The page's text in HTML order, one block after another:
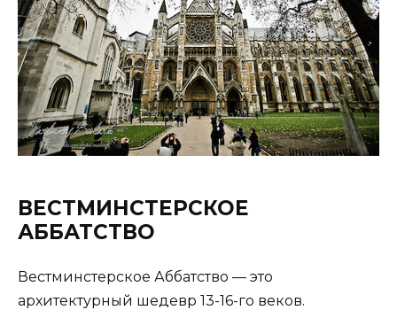
ВЕСТМИНСТЕРСКОЕ
АББАТСТВО
Вестминстерское Аббатство — это
архитектурный шедевр 13-16-го веков.